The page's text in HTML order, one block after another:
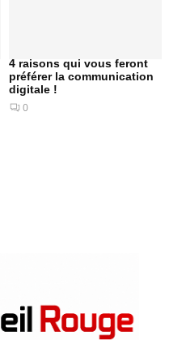
4 raisons qui vous feront
préférer la communication
digitale !
0